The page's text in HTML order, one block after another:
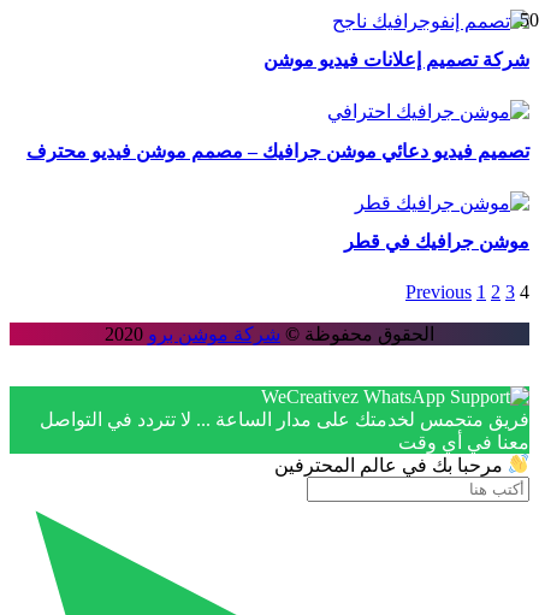
شركة تصميم إعلانات فيديو موشن
تصميم فيديو دعائي موشن جرافيك – مصمم موشن فيديو محترف
موشن جرافيك في قطر
Previous 1 2 3 4
الحقوق محفوظة © شركة موشن برو
فريق متحمس لخدمتك على مدار الساعة ... لا تتردد في التواصل
معنا في أي وقت
مرحبا بك في عالم المحترفين